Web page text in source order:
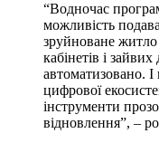
“Водночас
можливість
зруйноване житло
кабінетів і
автоматизовано.
цифрової
інструменти
відновлення”, –